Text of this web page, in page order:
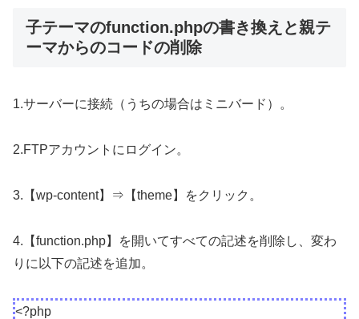
子テーマのfunction.phpの書き換えと親テ
ーマからのコードの削除
1.サーバーに接続（うちの場合はミニバード）。
2.FTPアカウントにログイン。
3.【wp-content】⇒【theme】をクリック。
4.【function.php】を開いてすべての記述を削除し、変わ
りに以下の記述を追加。
<?php